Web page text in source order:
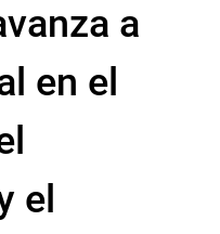
a
en el
el